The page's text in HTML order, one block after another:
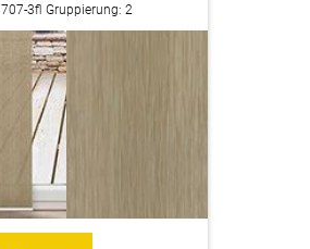
707-3fl Gruppierung: 2